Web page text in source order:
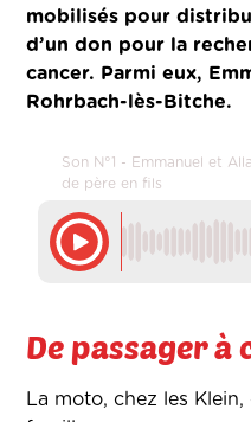
mobilisés pour
d’un don pour la
cancer. Parmi eux,
Rohrbach-lès-Bitche.
Son N°1 - Emmanuel et
de père en fils
De passager à
La moto, chez les Klein,